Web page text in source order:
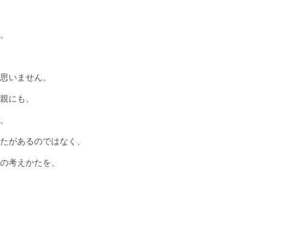
いません。
にも、
があるのではなく、
考えかたを、